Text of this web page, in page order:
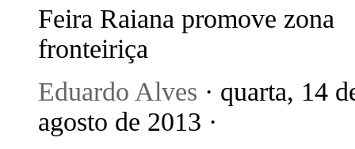
Feira Raiana promove zona
fronteiriça
Eduardo Alves · quarta, 14
agosto de 2013 ·